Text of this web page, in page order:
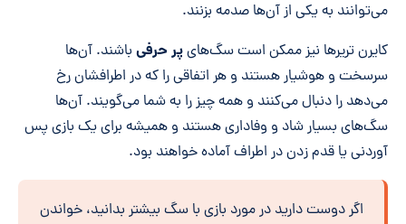
می‌توانند به یکی از آن‌ها صدمه بزنند.
کایرن تریرها نیز ممکن است سگ‌هایپر حرفی باشند. آن‌ها
سرسخت و هوشیار هستند و هر اتفاقی را که در اطرافشان رخ
می‌دهد را دنبال می‌کنند و همه چیز را به شما می‌گویند. آن‌ها
سگ‌های بسیار شاد و وفاداری هستند و همیشه برای یک بازی پس
آوردنی یا قدم زدن در اطراف آماده خواهند بود.
اگر دوست دارید در مورد بازی با سگ بیشتر بدانید، خواندن